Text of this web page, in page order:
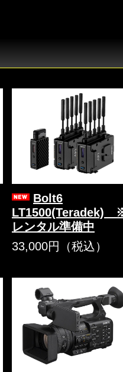
Bolt6
LT1500(Teradek)
レンタル準備中
33,000円（税込）